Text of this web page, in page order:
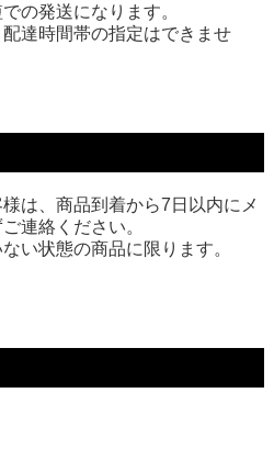
の発送になります。
達時間帯の指定はできませ
は、商品到着から7日以内にメ
連絡ください。
い状態の商品に限ります。